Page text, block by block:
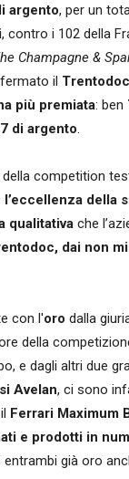
argento, per un
, contro i 102 della
Champagne &
il
più premiata: ben
di argento.
competition
della
qualitativa che
dai non
con l'oro dalla
della
e dagli altri due
Avelan, ci sono
Ferrari Maximum
e prodotti in
entrambi già oro